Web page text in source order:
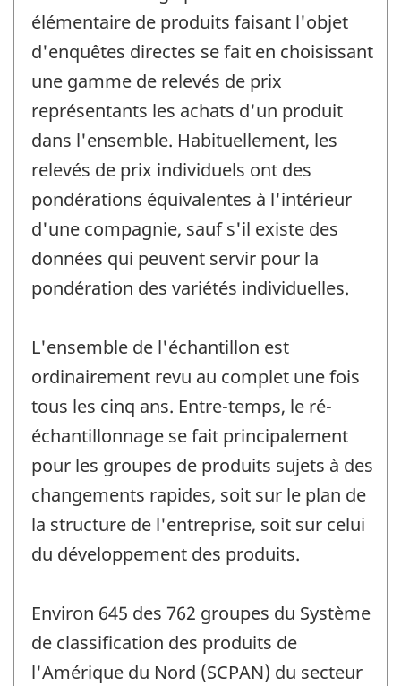
élémentaire de produits faisant l'objet
d'enquêtes directes se fait en choisissant
une gamme de relevés de prix
représentants les achats d'un produit
dans l'ensemble. Habituellement, les
relevés de prix individuels ont des
pondérations équivalentes à l'intérieur
d'une compagnie, sauf s'il existe des
données qui peuvent servir pour la
pondération des variétés individuelles.
L'ensemble de l'échantillon est
ordinairement revu au complet une fois
tous les cinq ans. Entre-temps, le ré-
échantillonnage se fait principalement
pour les groupes de produits sujets à des
changements rapides, soit sur le plan de
la structure de l'entreprise, soit sur celui
du développement des produits.
Environ 645 des 762 groupes du Système
de classification des produits de
l'Amérique du Nord (SCPAN) du secteur